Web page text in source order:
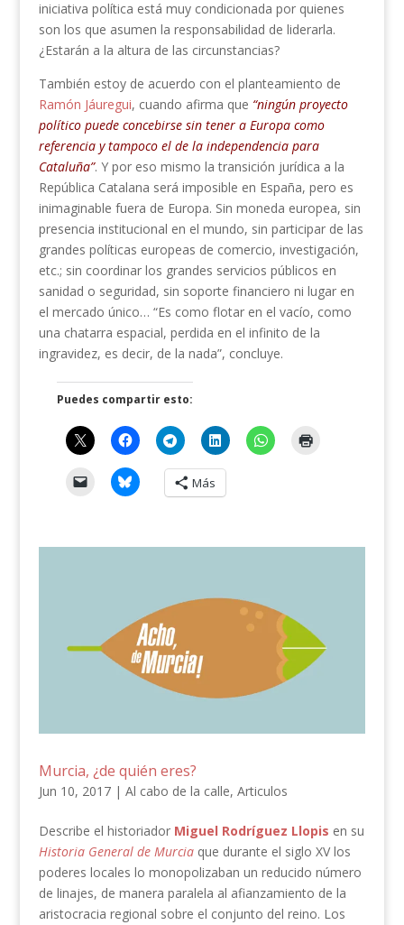
iniciativa política está muy condicionada por quienes
son los que asumen la responsabilidad de liderarla.
¿Estarán a la altura de las circunstancias?
También estoy de acuerdo con el planteamiento de
Ramón Jáuregui, cuando afirma que “ningún proyecto
político puede concebirse sin tener a Europa como
referencia y tampoco el de la independencia para
Cataluña”. Y por eso mismo la transición jurídica a la
República Catalana será imposible en España, pero es
inimaginable fuera de Europa. Sin moneda europea, sin
presencia institucional en el mundo, sin participar de las
grandes políticas europeas de comercio, investigación,
etc.; sin coordinar los grandes servicios públicos en
sanidad o seguridad, sin soporte financiero ni lugar en
el mercado único… “Es como flotar en el vacío, como
una chatarra espacial, perdida en el infinito de la
ingravidez, es decir, de la nada”, concluye.
Puedes compartir esto:
Más
Murcia, ¿de quién eres?
Jun 10, 2017| Al cabo de la calle, Articulos
Describe el historiador Miguel Rodríguez Llopis en su
Historia General de Murciaque durante el siglo XV los
poderes locales lo monopolizaban un reducido número
de linajes, de manera paralela al afianzamiento de la
aristocracia regional sobre el conjunto del reino. Los